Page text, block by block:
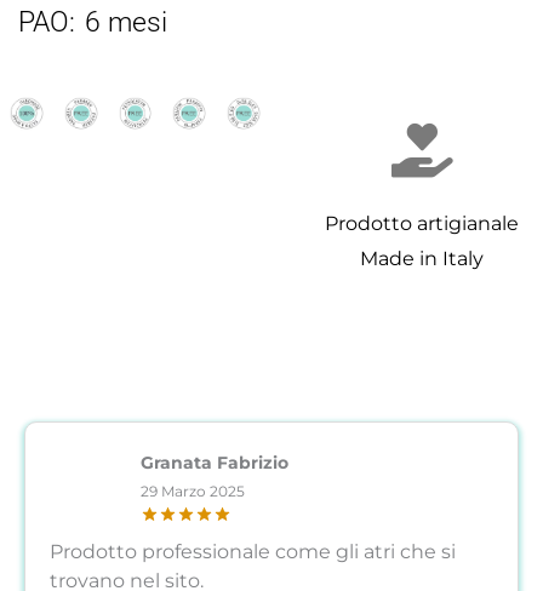
PAO: 6 mesi
Prodotto artigianale
Made in Italy
Granata Fabrizio
29 Marzo 2025
Prodotto professionale come gli atri che si
trovano nel sito.